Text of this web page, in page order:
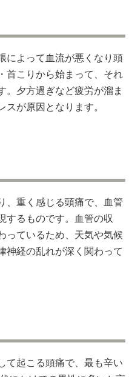
によって血流が悪くなり頭
首こりから始まって、それ
。夕方過ぎなど疲労が溜ま
スが原因となります。
、重く感じる頭痛で、血管
するものです。血管の収
っているため、天気や気候
神経の乱れが深く関わって
て起こる頭痛で、最も辛い